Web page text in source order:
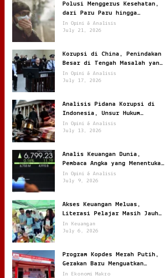
Polusi Menggerus Kesehatan,
dari Paru Paru hingga
Jantung
In Opini & Analisis
July 21, 2026
Korupsi di China, Penindakan
Besar di Tengah Masalah yang
Terus Berulang
In Opini & Analisis
July 17, 2026
Analisis Pidana Korupsi di
Indonesia, Unsur Hukum
hingga Pemulihan Aset
In Opini & Analisis
July 13, 2026
Analis Keuangan Dunia,
Pembaca Angka yang Menentukan
Arah Pasar Global
In Opini & Analisis
July 9, 2026
Akses Keuangan Meluas,
Literasi Pelajar Masih Jauh
Tertinggal
In Keuangan
July 6, 2026
Program Kopdes Merah Putih,
Gerakan Baru Menguatkan
Ekonomi Desa dari Akar Rumput
In Ekonomi Makro